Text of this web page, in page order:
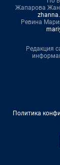
Жапарова
Ревина
Редакция
Политика